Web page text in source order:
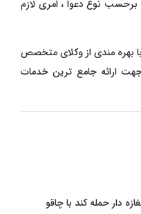
نوع دعوا ، امری لازم
بهره مندی از وکلای متخصص
ارائه جامع ترین خدمات
دار حمله کند با چاقو